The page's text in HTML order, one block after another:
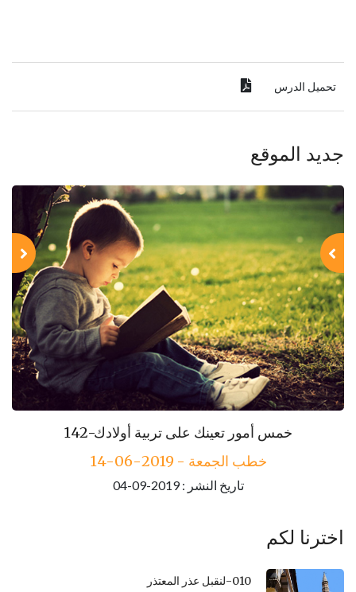
تحميل الدرس
جديد الموقع
142-خمس أمور تعينك على تربية أولادك
خطب الجمعة - 2019-06-14
تاريخ النشر : 2019-09-04
اخترنا لكم
010-لنقبل عذر المعتذر